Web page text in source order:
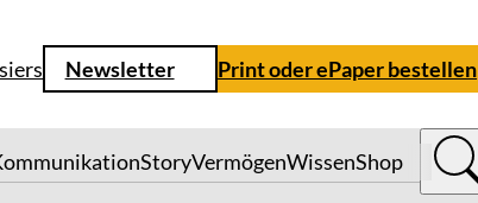
Newsletter Print oder ePaper bestellen
StoryVermögenWissenShop